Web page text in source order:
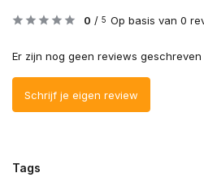
0 / 5 Op basis van 0
Er zijn nog geen reviews
Schrijf je eigen review
Tags